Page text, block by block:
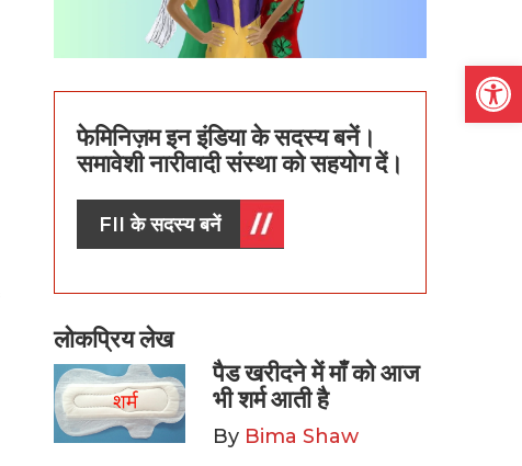
फेमिनिज़म इन इंडिया के सदस्य बनें।
समावेशी नारीवादी संस्था को सहयोग दें।
FII के सदस्य बनें
लोकप्रिय लेख
पैड खरीदने में माँ को आज
भी शर्म आती है
By Bima Shaw